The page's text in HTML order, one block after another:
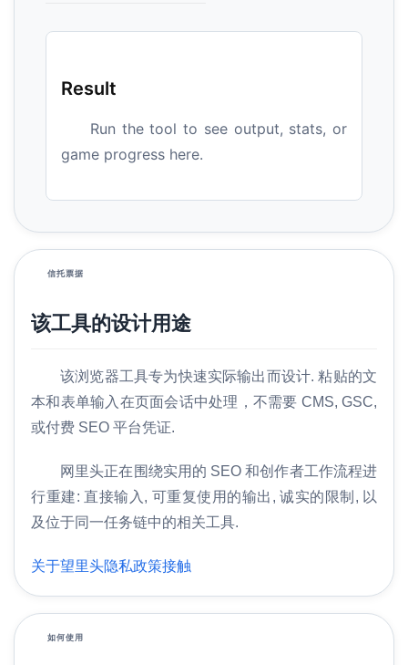
搜
引
擎
优
Result
Run the tool to see output, stats, or
game progress here.
信托票据
该工具的设计用途
该浏览器工具专为快速实际输出而设计. 粘贴的文
本和表单输入在页面会话中处理，不需要 CMS, GSC,
或付费 SEO 平台凭证.
网里头正在围绕实用的 SEO 和创作者工作流程进
行重建: 直接输入, 可重复使用的输出, 诚实的限制, 以
及位于同一任务链中的相关工具.
关于望里头隐私政策接触
如何使用